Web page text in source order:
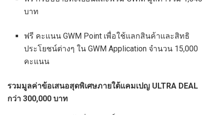
บาท
ฟรี คะแนน GWM Point เพื่อใช้แลกสินค้าและสิทธิ
ประโยชน์ต่างๆ ใน GWM Application จำนวน 15,000
คะแนน
รวมมูลค่าข้อเสนอสุดพิเศษภายใต้แคมเปญ ULTRA DEAL
กว่า 300,000 บาท